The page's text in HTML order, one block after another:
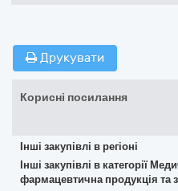
Друкувати
Корисні посилання
Інші закупівлі в регіоні
Інші закупівлі в категорії
фармацевтична продукція та